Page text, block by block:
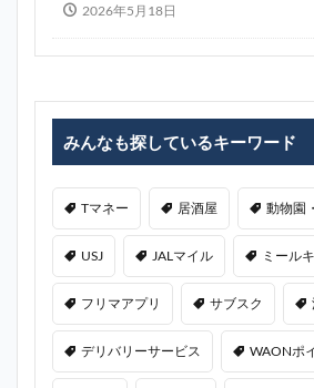
2026年5月18日
みんなも探しているキーワード
Tマネー 居酒屋 動物園
USJ JALマイル ミール
フリマアプリ サブスク
デリバリーサービス WAONポ